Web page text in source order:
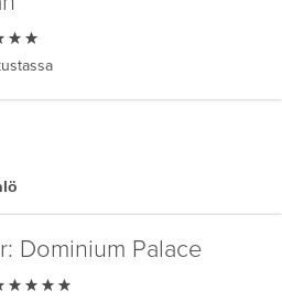
Dominium Palace